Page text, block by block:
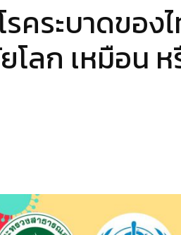
คระบาดของ
โลก เหมือน